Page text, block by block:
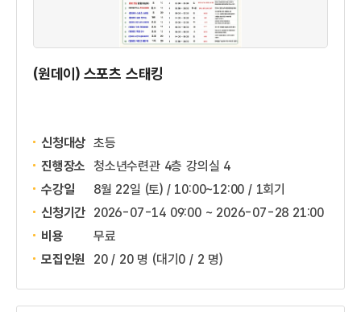
(원데이) 스포츠 스태킹
신청대상 초등
진행장소 청소년수련관 4층 강의실 4
수강일
8월 22일 (토) / 10:00~12:00 / 1회기
신청기간 2026-07-14 09:00 ~ 2026-07-28 21:00
비용
무료
모집인원
20 / 20 명 (대기0 / 2 명)